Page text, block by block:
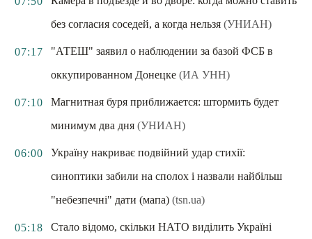
без согласия соседей, а когда нельзя (УНИАН)
07:17
"АТЕШ" заявил о наблюдении за базой ФСБ в
оккупированном Донецке (ИА УНН)
07:10
Магнитная буря приближается: штормить будет
минимум два дня (УНИАН)
06:00
Україну накриває подвійний удар стихії:
синоптики забили на сполох і назвали найбільш
"небезпечні" дати (мапа) (tsn.ua)
05:18
Стало відомо, скільки НАТО виділить Україні